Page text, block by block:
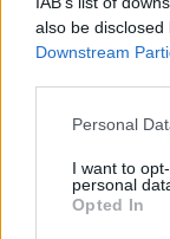
also be
Downstream
Personal
I want to
personal
Opted In
ΜΕ ΥΠΟΓΡΑΦΗ
Οι μύθοι μιας
90 χρόνια από
1936
ΜΕ ΥΠΟΓΡΑΦΗ